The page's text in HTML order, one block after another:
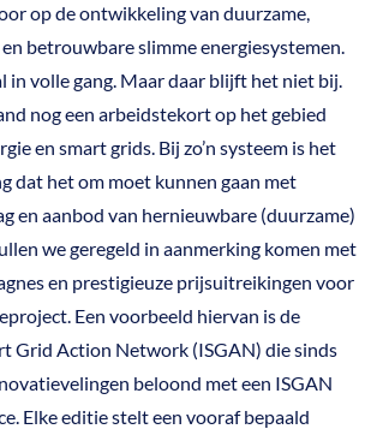
op de ontwikkeling van duurzame,
betrouwbare slimme energiesystemen.
in volle gang. Maar daar blijft het niet bij.
nog een arbeidstekort op het gebied
en smart grids. Bij zo’n systeem is het
​​dat het om moet kunnen gaan met
en aanbod van hernieuwbare (duurzame)
we geregeld in aanmerking komen met
en prestigieuze prijsuitreikingen voor
Een voorbeeld hiervan is de
Grid Action Network (ISGAN) die sinds
beloond met een ISGAN
Elke editie stelt een vooraf bepaald